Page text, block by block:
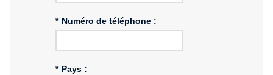
* Numéro de téléphone :
* Pays :